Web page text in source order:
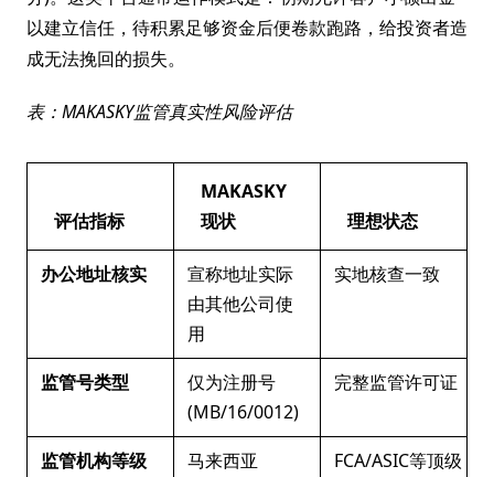
以建立信任，待积累足够资金后便卷款跑路，给投资者造
成无法挽回的损失。
表：MAKASKY监管真实性风险评估
评估指标
MAKASKY
现状
理想状态
办公地址核实
宣称地址实际
由其他公司使
用
实地核查一致
监管号类型
仅为注册号
(MB/16/0012)
完整监管许可证
监管机构等级
马来西亚
FCA/ASIC等顶级